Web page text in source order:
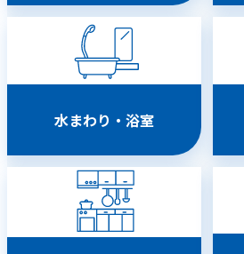
水まわり・浴室